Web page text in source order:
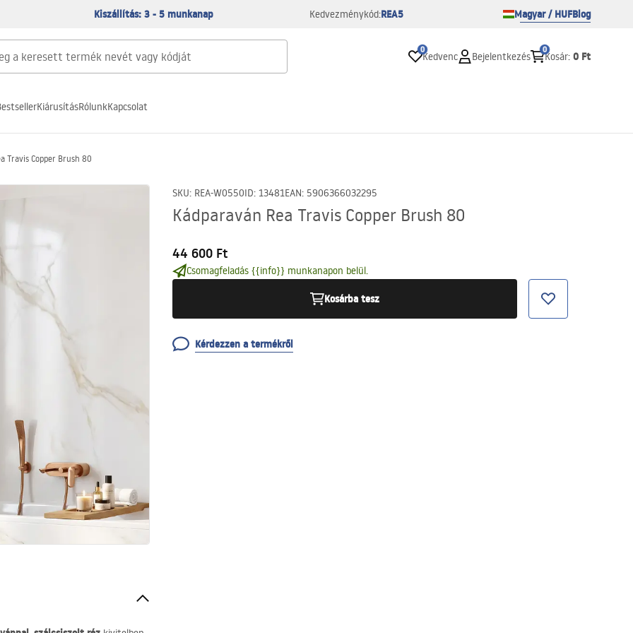
Kiszállítás: 3 - 5 munkanap Kedvezménykód:REA5 Magyar / HUFBlog
0
Kedvenc Bejelentkezés
0
Kosár: 0 Ft
KiárusításRólunkKapcsolat
Travis Copper Brush 80
SKU: REA-W0550ID: 13481EAN: 5906366032295
Kádparaván Rea Travis Copper Brush 80
44 600 Ft
Csomagfeladás {{info}} munkanapon belül.
Kosárba tesz
Kérdezzen a termékről